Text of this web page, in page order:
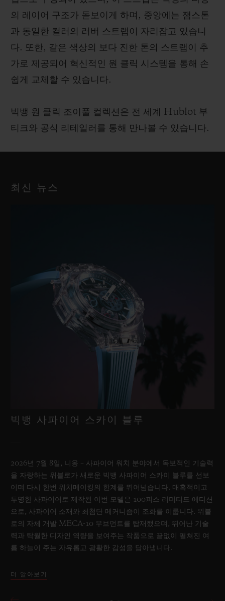
의 레이어 구조가 돋보이게 하며, 중앙에는 잼스톤
과 동일한 컬러의 러버 스트랩이 자리잡고 있습니
다. 또한, 같은 색상의 보다 진한 톤의 스트랩이 추
가로 제공되어 혁신적인 원 클릭 시스템을 통해 손
쉽게 교체할 수 있습니다.
빅뱅 원 클릭 조이풀 컬렉션은 전 세계 Hublot 부
티크와 공식 리테일러를 통해 만나볼 수 있습니다.
최신 뉴스
빅뱅 사파이어 스카이 블루
2026년 7월 8일, 니옹 – 사파이어 워치 분야에서 독보적인 기술력
을 자랑하는 위블로가 새로운 빅뱅 사파이어 스카이 블루를 선보
이며 다시 한번 워치메이킹의 한계를 뛰어넘습니다. 매혹적이고
투명한 사파이어로 제작된 이번 모델은 100피스 리미티드 에디션
으로, 사파이어 소재와 최첨단 메커니즘이 조화를 이룹니다. 위블
로의 자체 개발 MECA-10 무브먼트를 탑재했으며, 뛰어난 기술
력과 탁월한 디자인 역량을 보여주는 작품으로 끝없이 펼쳐진 여
름 하늘이 주는 자유롭고 광활한 감성을 담아냅니다.
더 알아보기